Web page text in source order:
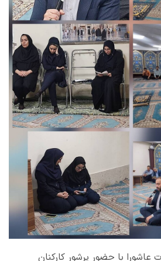
عاشورا با حضور پرشور کارکنان